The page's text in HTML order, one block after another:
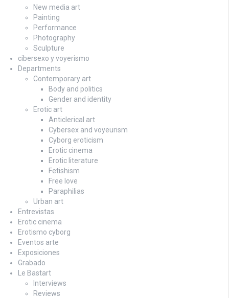
New media art
Painting
Performance
Photography
Sculpture
cibersexo y voyerismo
Departments
Contemporary art
Body and politics
Gender and identity
Erotic art
Anticlerical art
Cybersex and voyeurism
Cyborg eroticism
Erotic cinema
Erotic literature
Fetishism
Free love
Paraphilias
Urban art
Entrevistas
Erotic cinema
Erotismo cyborg
Eventos arte
Exposiciones
Grabado
Le Bastart
Interviews
Reviews